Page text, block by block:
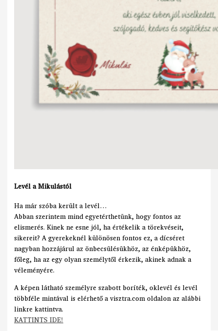
Levél a Mikulástól
Ha már szóba került a levél…
Abban szerintem mind egyetérthetünk, hogy fontos az
elismerés. Kinek ne esne jól, ha értékelik a törekvéseit,
sikereit? A gyerekeknél különösen fontos ez, a dícséret
nagyban hozzájárul az önbecsülésükhöz, az énképükhöz,
főleg, ha az egy olyan személytől érkezik, akinek adnak a
véleményére.
A képen látható személyre szabott boríték, oklevél és levél
többféle mintával is elérhető a visztra.com oldalon az alábbi
linkre kattintva.
KATTINTS IDE!